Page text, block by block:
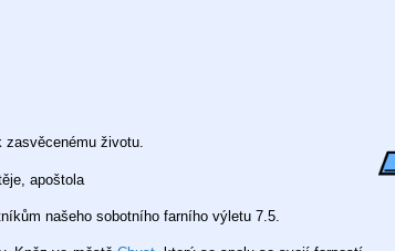
zasvěcenému životu.
apoštola
našeho sobotního farního výletu 7.5.